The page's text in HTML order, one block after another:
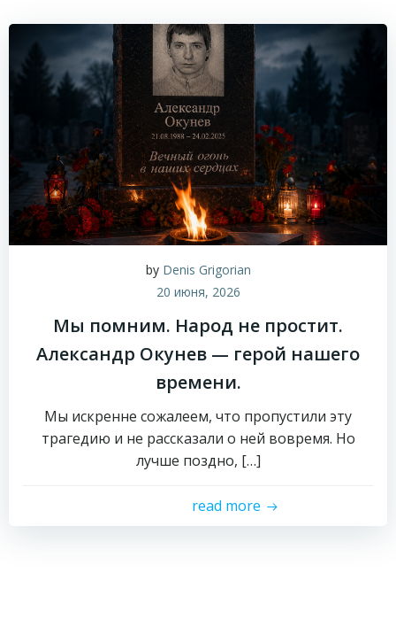
by Denis Grigorian
20 июня, 2026
Мы помним. Народ не простит.
Александр Окунев — герой нашего
времени.
Мы искренне сожалеем, что пропустили эту
трагедию и не рассказали о ней вовремя. Но
лучше поздно, […]
read more